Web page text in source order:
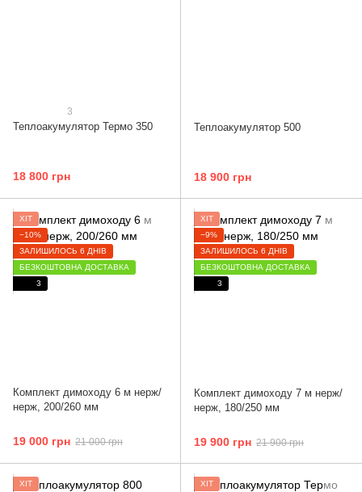
3
Теплоакумулятор Термо 350
18 800 грн
Теплоакумулятор 500
18 900 грн
ХІТ
−10%
ЗАЛИШИЛОСЬ 6 ДНІВ
БЕЗКОШТОВНА ДОСТАВКА
3
Комплект димоходу 6 м нерж/
нерж, 200/260 мм
19 000 грн 21 000 грн
ХІТ
−9%
ЗАЛИШИЛОСЬ 6 ДНІВ
БЕЗКОШТОВНА ДОСТАВКА
3
Комплект димоходу 7 м нерж/
нерж, 180/250 мм
19 900 грн 21 900 грн
ХІТ
ХІТ